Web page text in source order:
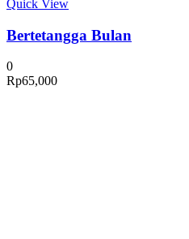
Quick View
Bertetangga Bulan
0
Rp65,000